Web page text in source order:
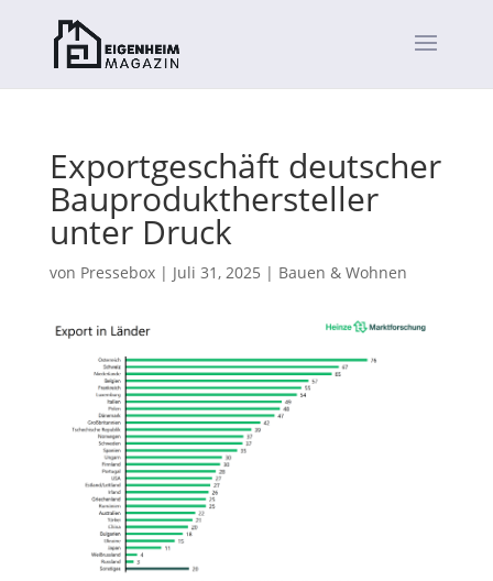
Exportgeschäft deutscher
Bauprodukthersteller
unter Druck
von Pressebox| Juli 31, 2025 | Bauen & Wohnen